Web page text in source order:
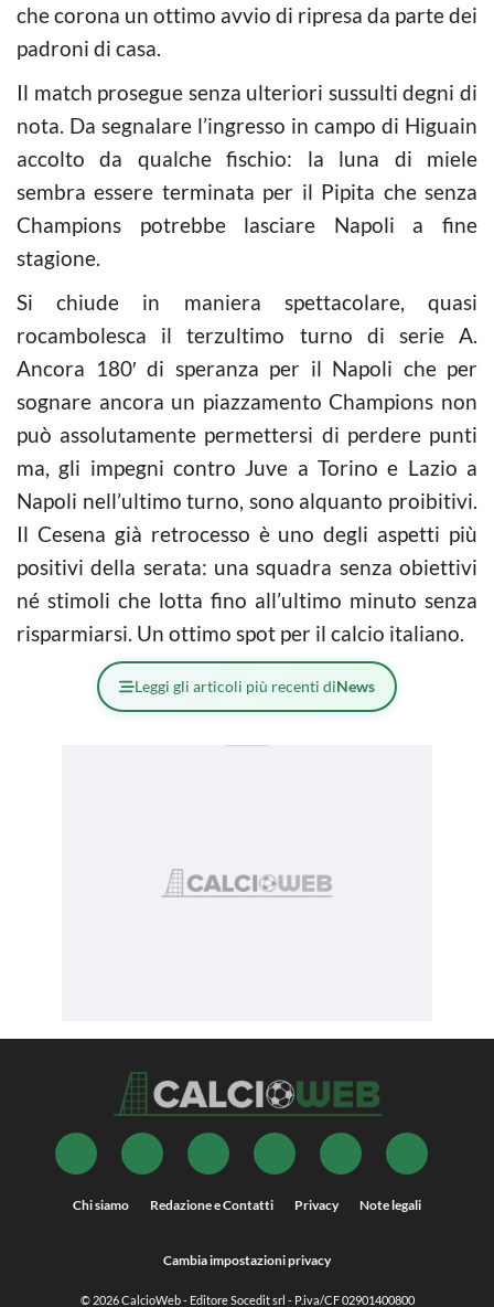
che corona un ottimo avvio di ripresa da parte dei
padroni di casa.
Il match prosegue senza ulteriori sussulti degni di
nota. Da segnalare l’ingresso in campo di Higuain
accolto da qualche fischio: la luna di miele
sembra essere terminata per il Pipita che senza
Champions potrebbe lasciare Napoli a fine
stagione.
Si chiude in maniera spettacolare, quasi
rocambolesca il terzultimo turno di serie A.
Ancora 180′ di speranza per il Napoli che per
sognare ancora un piazzamento Champions non
può assolutamente permettersi di perdere punti
ma, gli impegni contro Juve a Torino e Lazio a
Napoli nell’ultimo turno, sono alquanto proibitivi.
Il Cesena già retrocesso è uno degli aspetti più
positivi della serata: una squadra senza obiettivi
né stimoli che lotta fino all’ultimo minuto senza
risparmiarsi. Un ottimo spot per il calcio italiano.
Leggi gli articoli più recenti diNews
Chi siamo Redazione e Contatti Privacy Note legali
Cambia impostazioni privacy
© 2026CalcioWeb- Editore Socedit srl - P.iva/CF 02901400800